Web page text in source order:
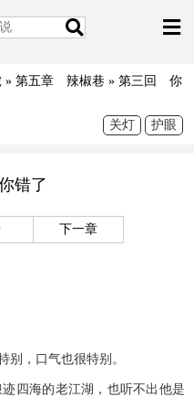
» 第五章 辣椒巷 » 第三回 你
护眼
关灯
错了
下一章
，口气也很特别。
四海的老江湖，也听不出他是